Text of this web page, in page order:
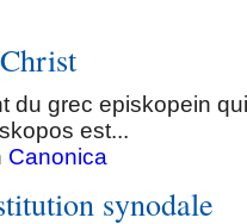
du grec episkopein
est...
Canonica
synodale